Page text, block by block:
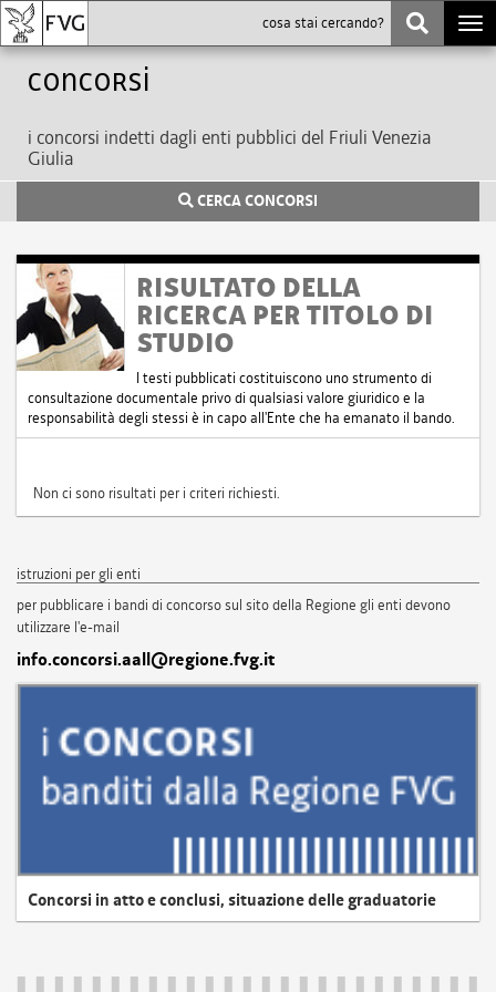
Concorsi
i concorsi indetti dagli enti pubblici del Friuli Venezia
Giulia
CERCA CONCORSI
RISULTATO DELLA
RICERCA PER TITOLO DI
STUDIO
I testi pubblicati costituiscono uno strumento di
consultazione documentale privo di qualsiasi valore giuridico e la
responsabilità degli stessi è in capo all'Ente che ha emanato il bando.
Non ci sono risultati per i criteri richiesti.
istruzioni per gli enti
per pubblicare i bandi di concorso sul sito della Regione gli enti devono
utilizzare l'e-mail
info.concorsi.aall@regione.fvg.it
Concorsi in atto e conclusi, situazione delle graduatorie